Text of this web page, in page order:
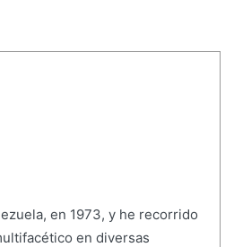
en 1973, y he recorrido
en diversas